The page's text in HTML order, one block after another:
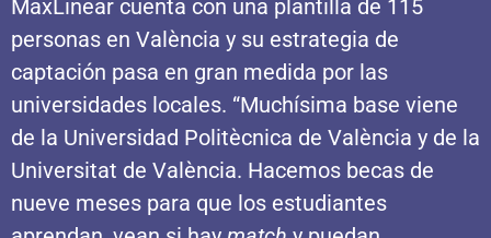
MaxLinear cuenta con una plantilla de 115
personas en València y su estrategia de
captación pasa en gran medida por las
universidades locales. “Muchísima base viene
de la Universidad Politècnica de València y de la
Universitat de València. Hacemos becas de
nueve meses para que los estudiantes